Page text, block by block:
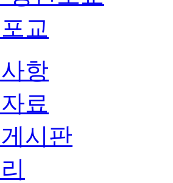
교
항
료
시판